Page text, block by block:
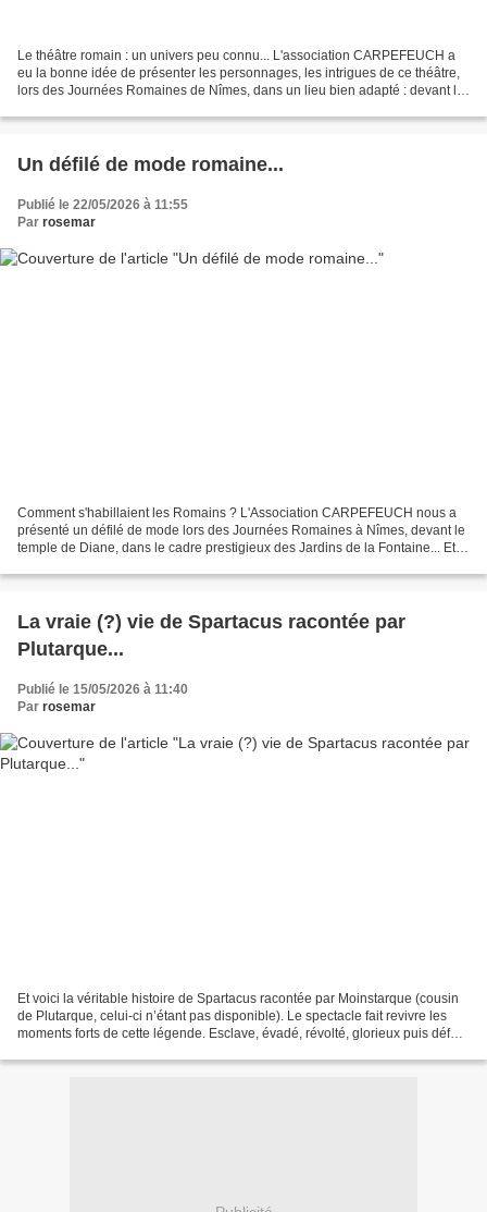
Le théâtre romain : un univers peu connu... L'association CARPEFEUCH a
eu la bonne idée de présenter les personnages, les intrigues de ce théâtre,
lors des Journées Romaines de Nîmes, dans un lieu bien adapté : devant le
Un défilé de mode romaine...
Publié le 22/05/2026 à 11:55
Par rosemar
Comment s'habillaient les Romains ? L'Association CARPEFEUCH nous a
présenté un défilé de mode lors des Journées Romaines à Nîmes, devant le
temple de Diane, dans le cadre prestigieux des Jardins de la Fontaine... Et
La vraie (?) vie de Spartacus racontée par
Plutarque...
Publié le 15/05/2026 à 11:40
Par rosemar
Et voici la véritable histoire de Spartacus racontée par Moinstarque (cousin
de Plutarque, celui-ci n’étant pas disponible). Le spectacle fait revivre les
moments forts de cette légende. Esclave, évadé, révolté, glorieux puis défait,